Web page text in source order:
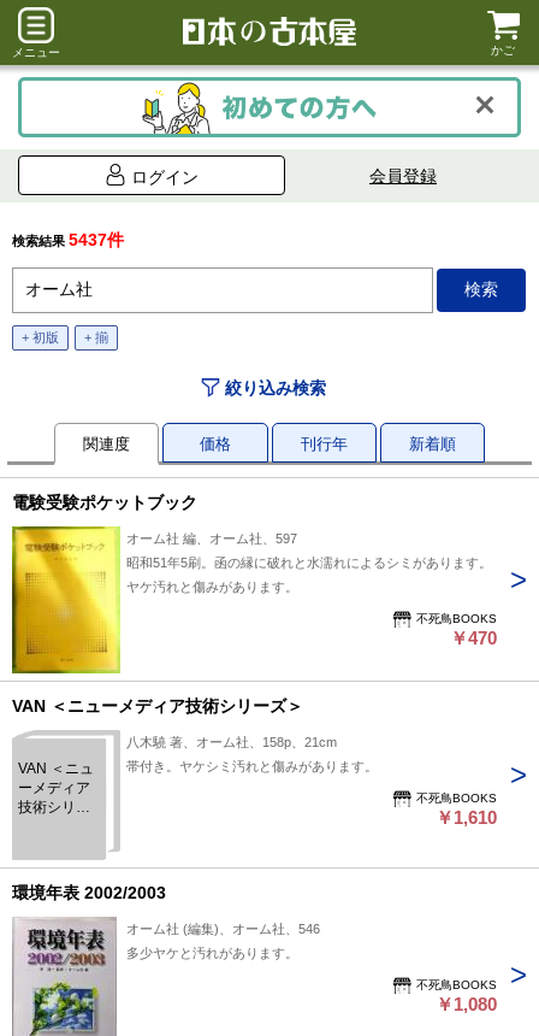
メニュー かご
ログイン 会員登録
検索結果 5437件
+ 初版 + 揃
絞り込み検索
関連度 価格 刊行年 新着順
電験受験ポケットブック
オーム社 編、オーム社、597
昭和51年5刷。函の縁に破れと水濡れによるシミがあります。
ヤケ汚れと傷みがあります。
不死鳥BOOKS
￥470
VAN ＜ニューメディア技術シリーズ＞
VAN ＜ニュ
ーメディア
技術シリー
八木驍 著、オーム社、158p、21cm
帯付き。ヤケシミ汚れと傷みがあります。
不死鳥BOOKS
￥1,610
環境年表 2002/2003
オーム社 (編集)、オーム社、546
多少ヤケと汚れがあります。
不死鳥BOOKS
￥1,080